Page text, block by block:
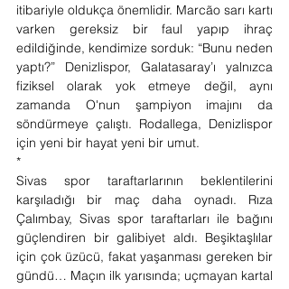
itibariyle oldukça önemlidir. Marcão sarı kartı
varken gereksiz bir faul yapıp ihraç
edildiğinde, kendimize sorduk: “Bunu neden
yaptı?” Denizlispor, Galatasaray’ı yalnızca
fiziksel olarak yok etmeye değil, aynı
zamanda O'nun şampiyon imajını da
söndürmeye çalıştı. Rodallega, Denizlispor
için yeni bir hayat yeni bir umut.
*
Sivas spor taraftarlarının beklentilerini
karşıladığı bir maç daha oynadı. Rıza
Çalımbay, Sivas spor taraftarları ile bağını
güçlendiren bir galibiyet aldı. Beşiktaşlılar
için çok üzücü, fakat yaşanması gereken bir
gündü… Maçın ilk yarısında; uçmayan kartal